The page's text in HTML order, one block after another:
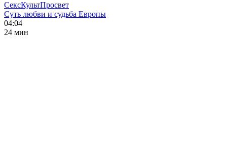
СексКультПросвет
Суть любви и судьба Европы
04:04
24 мин